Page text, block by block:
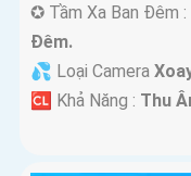
✪ Tầm Xa Ban Đêm :
Ðêm.
💦 Loại Camera
️🆑 Khả Năng : Thu